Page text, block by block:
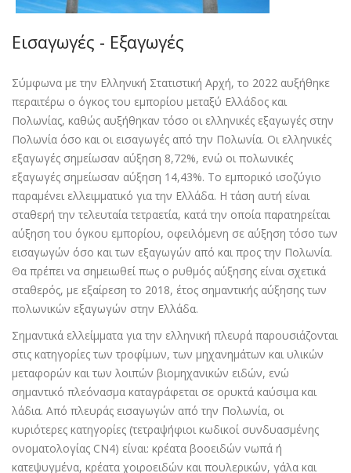
Εισαγωγές - Εξαγωγές
Σύµφωνα µε την Ελληνική Στατιστική Αρχή, το 2022 αυξήθηκε
περαιτέρω ο όγκος του εµπορίου µεταξύ Ελλάδος και
Πολωνίας, καθώς αυξήθηκαν τόσο οι ελληνικές εξαγωγές στην
Πολωνία όσο και οι εισαγωγές από την Πολωνία. Οι ελληνικές
εξαγωγές σηµείωσαν αύξηση 8,72%, ενώ οι πολωνικές
εξαγωγές σηµείωσαν αύξηση 14,43%. Το εµπορικό ισοζύγιο
παραµένει ελλειµµατικό για την Ελλάδα. Η τάση αυτή είναι
σταθερή την τελευταία τετραετία, κατά την οποία παρατηρείται
αύξηση του όγκου εµπορίου, οφειλόµενη σε αύξηση τόσο των
εισαγωγών όσο και των εξαγωγών από και προς την Πολωνία.
Θα πρέπει να σηµειωθεί πως ο ρυθµός αύξησης είναι σχετικά
σταθερός, µε εξαίρεση το 2018, έτος σηµαντικής αύξησης των
πολωνικών εξαγωγών στην Ελλάδα.
Σηµαντικά ελλείµµατα για την ελληνική πλευρά παρουσιάζονται
στις κατηγορίες των τροφίµων, των µηχανηµάτων και υλικών
µεταφορών και των λοιπών βιοµηχανικών ειδών, ενώ
σηµαντικό πλεόνασµα καταγράφεται σε ορυκτά καύσιµα και
λάδια. Από πλευράς εισαγωγών από την Πολωνία, οι
κυριότερες κατηγορίες (τετραψήφιοι κωδικοί συνδυασµένης
ονοµατολογίας CN4) είναι: κρέατα βοοειδών νωπά ή
κατεψυγµένα, κρέατα χοιροειδών και πουλερικών, γάλα και